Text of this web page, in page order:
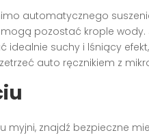
automatycznego
pozostać krople wody.
idealnie suchy i lśniący
auto ręcznikiem z
myjni, znajdź bezpieczne